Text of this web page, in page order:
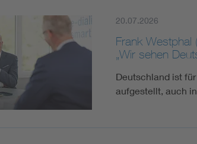
20.07.2026
Frank Westphal
„Wir sehen
Deutschland ist
aufgestellt, auch